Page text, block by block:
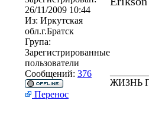
26/11/2009 10:44
Из: Иркутская
обл.г.Братск
Група:
Зарегистрированные
пользователи
Сообщений: 376
ЖИЗНЬ
Перенос